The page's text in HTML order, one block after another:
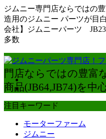
ジムニー専門店ならではの
造用のジムニー パーツ
会社】ジムニーパーツ JB23
多数
門店ならではの豊富
商品(JB64,JB74)を中
注目キーワード
モーターファーム
ジムニー